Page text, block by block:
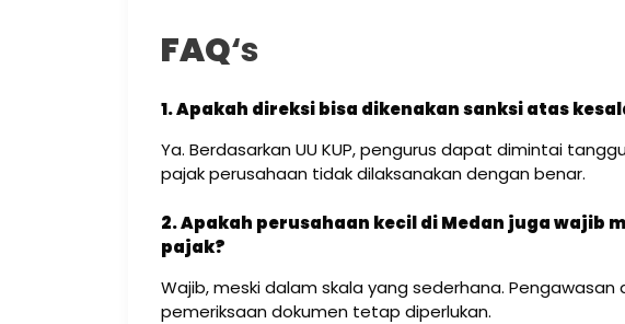
FAQ‘s
1. Apakah direksi bisa dikenakan sanksi atas
Ya. Berdasarkan UU KUP, pengurus dapat dimintai
pajak perusahaan tidak dilaksanakan dengan benar.
2. Apakah perusahaan kecil di Medan juga wajib
pajak?
Wajib, meski dalam skala yang sederhana. Pengawasan
pemeriksaan dokumen tetap diperlukan.